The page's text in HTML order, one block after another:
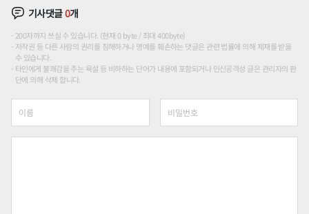
기사댓글0개
200자까지 쓰실 수 있습니다. (현재 0 byte / 최대 400byte)
저작권 등 다른 사람의 권리를 침해하거나 명예를 훼손하는 댓글은 관련 법률에 의해 제재를 받을
수 있습니다.
타인에게 불쾌감을 주는 욕설 등 비하하는 단어가 내용에 포함되거나 인신공격성 글은 관리자의 판
단에 의해 삭제 합니다.